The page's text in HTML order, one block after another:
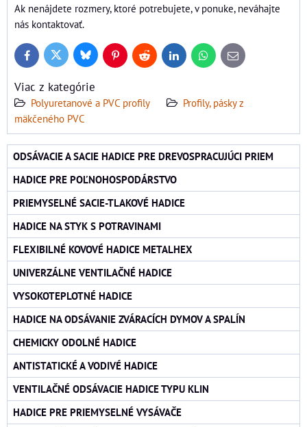
Ak nenájdete rozmery, ktoré potrebujete, v ponuke, neváhajte
nás kontaktovať.
FacebookTwitter BlueskyPinterestReddit LinkedInWhatsApp
E-
mail
Viac z kategórie
Polyuretanové a PVC profily
Profily, pásky z
mäkčeného PVC
ODSÁVACIE A SACIE HADICE PRE DREVOSPRACUJÚCI PRIEM
HADICE PRE POĽNOHOSPODÁRSTVO
PRIEMYSELNÉ SACIE-TLAKOVÉ HADICE
HADICE NA STYK S POTRAVINAMI
FLEXIBILNÉ KOVOVÉ HADICE METALHEX
UNIVERZÁLNE VENTILAČNÉ HADICE
VYSOKOTEPLOTNÉ HADICE
HADICE NA ODSÁVANIE ZVÁRACÍCH DYMOV A SPALÍN
CHEMICKY ODOLNÉ HADICE
ANTISTATICKÉ A VODIVÉ HADICE
VENTILAČNÉ ODSÁVACIE HADICE TYPU KLIN
HADICE PRE PRIEMYSELNÉ VYSÁVAČE